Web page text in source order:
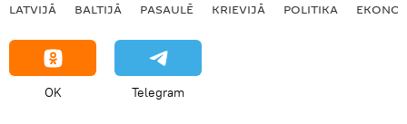
LATVIJĀ BALTIJĀ PASAULĒ KRIEVIJĀ POLITIKA
OK Telegram